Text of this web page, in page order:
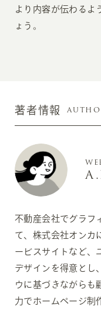
より内容が伝わるよ
ょう。
著者情報
不動産会社でグラフ
て、株式会社オンカ
ービスサイトなど、
デザインを得意とし
ウに基づきながらも
力でホームページ制